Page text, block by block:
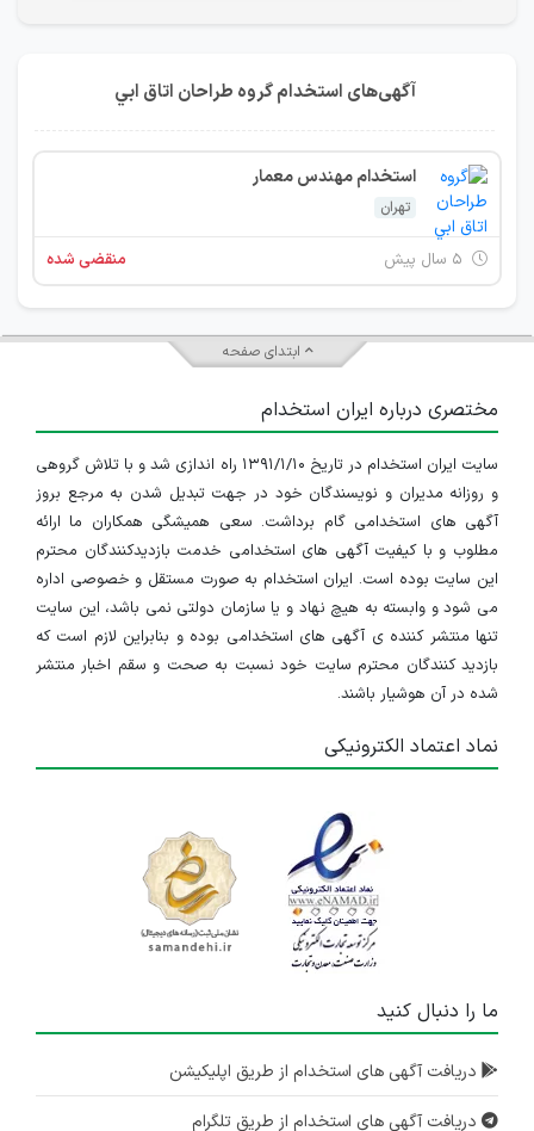
آگهی‌های استخدام گروه طراحان اتاق ابي
استخدام مهندس معمار
تهران
منقضی شده
ابتدای صفحه
مختصری درباره ایران استخدام
سایت ایران استخدام در تاریخ ۱۳۹۱/۱/۱۰ راه اندازی شد و با تلاش گروهی
و روزانه مدیران و نویسندگان خود در جهت تبدیل شدن به مرجع بروز
آگهی های استخدامی گام برداشت. سعی همیشگی همکاران ما ارائه
مطلوب و با کیفیت آگهی های استخدامی خدمت بازدیدکنندگان محترم
این سایت بوده است. ایران استخدام به صورت مستقل و خصوصی اداره
می شود و وابسته به هیچ نهاد و یا سازمان دولتی نمی باشد، این سایت
تنها منتشر کننده ی آگهی های استخدامی بوده و بنابراین لازم است که
بازدید کنندگان محترم سایت خود نسبت به صحت و سقم اخبار منتشر
شده در آن هوشیار باشند.
نماد اعتماد الکترونیکی
ما را دنبال کنید
دریافت آگهی های استخدام از طریق اپلیکیشن
دریافت آگهی های استخدام از طریق تلگرام